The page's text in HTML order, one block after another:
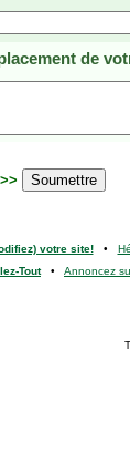
de
votre site!•
Tout• Annoncez